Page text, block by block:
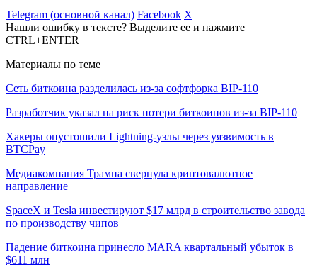
Telegram (основной канал) Facebook X
Нашли ошибку в тексте? Выделите ее и нажмите
CTRL+ENTER
Материалы по теме
Сеть биткоина разделилась из-за софтфорка BIP-110
Разработчик указал на риск потери биткоинов из-за BIP-110
Хакеры опустошили Lightning-узлы через уязвимость в
BTCPay
Медиакомпания Трампа свернула криптовалютное
направление
SpaceX и Tesla инвестируют $17 млрд в строительство завода
по производству чипов
Падение биткоина принесло MARA квартальный убыток в
$611 млн